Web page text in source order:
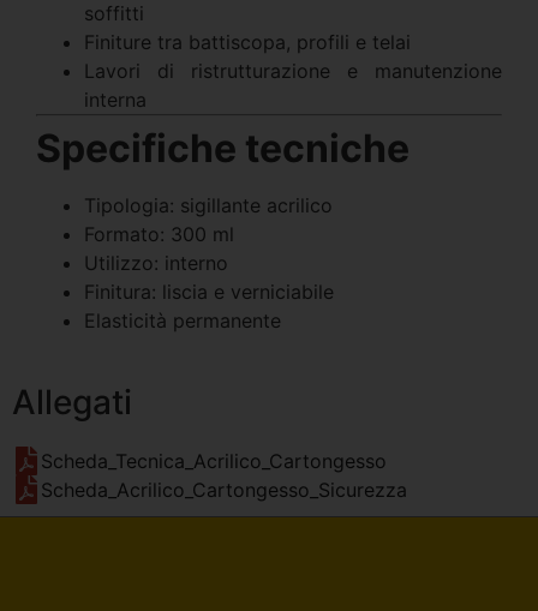
soffitti
Finiture tra battiscopa, profili e telai
Lavori di ristrutturazione e manutenzione
interna
Specifiche tecniche
Tipologia: sigillante acrilico
Formato: 300 ml
Utilizzo: interno
Finitura: liscia e verniciabile
Elasticità permanente
Allegati
Scheda_Tecnica_Acrilico_Cartongesso
Scheda_Acrilico_Cartongesso_Sicurezza